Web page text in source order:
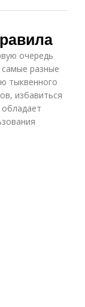
очередь
разные
тыквенного
избавиться